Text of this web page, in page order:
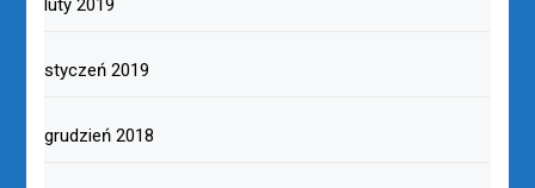
luty 2019
styczeń 2019
grudzień 2018